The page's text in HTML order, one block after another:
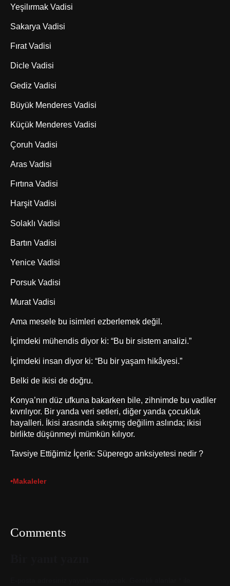
Yeşilırmak Vadisi
Sakarya Vadisi
Fırat Vadisi
Dicle Vadisi
Gediz Vadisi
Büyük Menderes Vadisi
Küçük Menderes Vadisi
Çoruh Vadisi
Aras Vadisi
Fırtına Vadisi
Harşit Vadisi
Solaklı Vadisi
Bartın Vadisi
Yenice Vadisi
Porsuk Vadisi
Murat Vadisi
Ama mesele bu isimleri ezberlemek değil.
İçimdeki mühendis diyor ki: “Bu bir sistem analizi.”
İçimdeki insan diyor ki: “Bu bir yaşam hikâyesi.”
Belki de ikisi de doğru.
Konya’nın düz ufkuna bakarken bile, zihnimde bu vadiler
kıvrılıyor. Bir yanda veri setleri, diğer yanda çocukluk
hayalleri. İkisi arasında sıkışmış değilim aslında; ikisi
birlikte düşünmeyi mümkün kılıyor.
Tavsiye Ettiğimiz İçerik: Süperego anksiyetesi nedir ?
•Makaleler
Comments